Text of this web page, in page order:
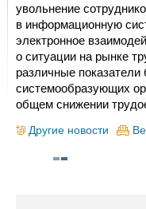
увольнение
в информационную
электронное
о ситуации на рынке
различные
системообразующих
общем снижении
Другие новости